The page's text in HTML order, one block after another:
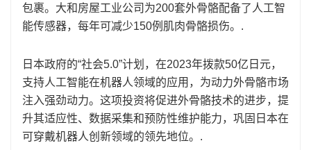
包裹。大和房屋工业公司为200套外骨骼配备了人工智
能传感器，每年可减少150例肌肉骨骼损伤。.
日本政府的“社会5.0”计划，在2023年拨款50亿日元，
支持人工智能在机器人领域的应用，为动力外骨骼市场
注入强劲动力。这项投资将促进外骨骼技术的进步，提
升其适应性、数据采集和预防性维护能力，巩固日本在
可穿戴机器人创新领域的领先地位。.